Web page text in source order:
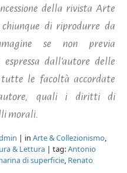
della rivista Arte
di riprodurre da
se non previa
dall'autore delle
le facoltà accordate
quali i diritti di
morali.
| in Arte & Collezionismo,
& Lettura | tag:Antonio
di superficie, Renato